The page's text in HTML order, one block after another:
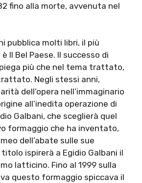
fino alla morte, avvenuta nel
pubblica molti libri, il più
Il Bel Paese. Il successo di
più che nel tema trattato,
Negli stessi anni,
dell’opera nell’immaginario
all’inedita operazione di
Galbani, che sceglierà quel
formaggio che ha inventato,
dell’abate sulle sue
ispirerà a Egidio Galbani il
latticino. Fino al 1999 sulla
questo formaggio spiccava il